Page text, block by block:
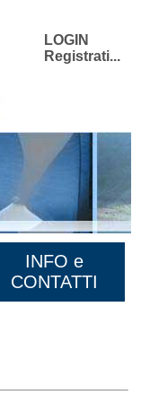
LOGIN
Registrati...
INFO e
CONTATTI